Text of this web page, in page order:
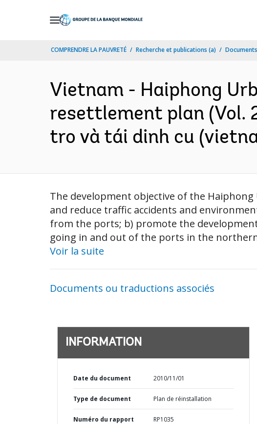
COMPRENDRE LA PAUVRETÉ Recherche et publications (a)
Vietnam - Haiphong
resettlement plan (Vol.
tro và tái dinh cu
The development objective of the
and reduce traffic accidents and
from the ports; b) promote the
going in and out of the ports in the
Voir la suite
Documents ou traductions associés
INFORMATION
Date du document 2010/11/01
Type de document Plan de réinstallation
Numéro du rapport RP1035